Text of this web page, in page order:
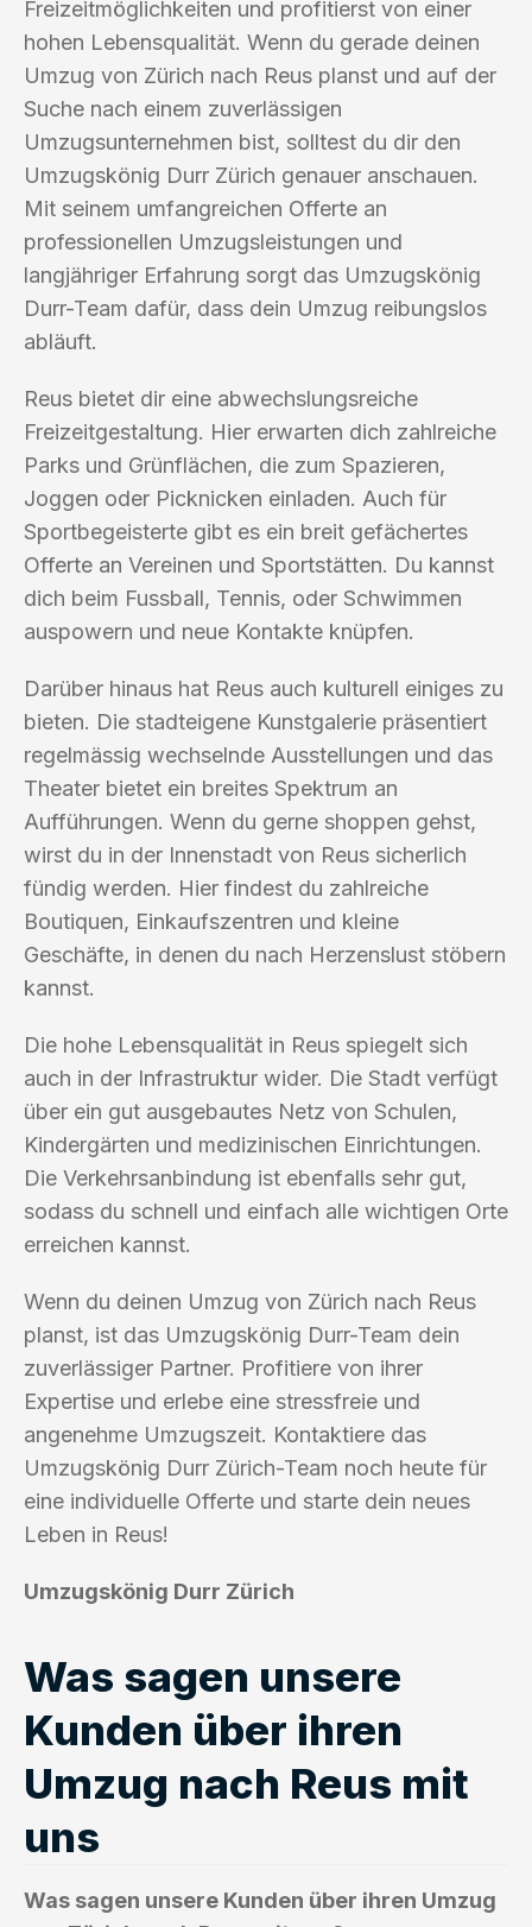
Freizeitmöglichkeiten und profitierst von einer
hohen Lebensqualität. Wenn du gerade deinen
Umzug von Zürich nach Reus planst und auf der
Suche nach einem zuverlässigen
Umzugsunternehmen bist, solltest du dir den
Umzugskönig Durr Zürich genauer anschauen.
Mit seinem umfangreichen Offerte an
professionellen Umzugsleistungen und
langjähriger Erfahrung sorgt das Umzugskönig
Durr-Team dafür, dass dein Umzug reibungslos
abläuft.
Reus bietet dir eine abwechslungsreiche
Freizeitgestaltung. Hier erwarten dich zahlreiche
Parks und Grünflächen, die zum Spazieren,
Joggen oder Picknicken einladen. Auch für
Sportbegeisterte gibt es ein breit gefächertes
Offerte an Vereinen und Sportstätten. Du kannst
dich beim Fussball, Tennis, oder Schwimmen
auspowern und neue Kontakte knüpfen.
Darüber hinaus hat Reus auch kulturell einiges zu
bieten. Die stadteigene Kunstgalerie präsentiert
regelmässig wechselnde Ausstellungen und das
Theater bietet ein breites Spektrum an
Aufführungen. Wenn du gerne shoppen gehst,
wirst du in der Innenstadt von Reus sicherlich
fündig werden. Hier findest du zahlreiche
Boutiquen, Einkaufszentren und kleine
Geschäfte, in denen du nach Herzenslust stöbern
kannst.
Die hohe Lebensqualität in Reus spiegelt sich
auch in der Infrastruktur wider. Die Stadt verfügt
über ein gut ausgebautes Netz von Schulen,
Kindergärten und medizinischen Einrichtungen.
Die Verkehrsanbindung ist ebenfalls sehr gut,
sodass du schnell und einfach alle wichtigen Orte
erreichen kannst.
Wenn du deinen Umzug von Zürich nach Reus
planst, ist das Umzugskönig Durr-Team dein
zuverlässiger Partner. Profitiere von ihrer
Expertise und erlebe eine stressfreie und
angenehme Umzugszeit. Kontaktiere das
Umzugskönig Durr Zürich-Team noch heute für
eine individuelle Offerte und starte dein neues
Leben in Reus!
Umzugskönig Durr Zürich
Was sagen unsere
Kunden über ihren
Umzug nach Reus mit
uns
Was sagen unsere Kunden über ihren Umzug